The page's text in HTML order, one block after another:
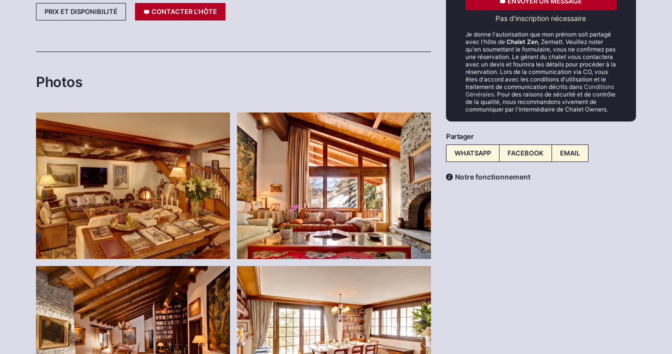
PRIX ET DISPONIBILITÉ CONTACTER L'HÔTE
Photos
Pas d'inscription nécessaire
Je donne l'autorisation que mon prénom soit partagé
avec l'hôte de Chalet Zen, Zermatt. Veuillez noter
qu'en soumettant le formulaire, vous ne confirmez pas
une réservation. Le gérant du chalet vous contactera
avec un devis et fournira les détails pour procéder à la
réservation. Lors de la communication via CO, vous
êtes d'accord avec les conditions d'utilisation et le
traitement de communication décrits dans Conditions
Générales. Pour des raisons de sécurité et de contrôle
de la qualité, nous recommandons vivement de
communiquer par l'intermédiaire de Chalet Owners.
Partager
WHATSAPP FACEBOOK EMAIL
Notre fonctionnement